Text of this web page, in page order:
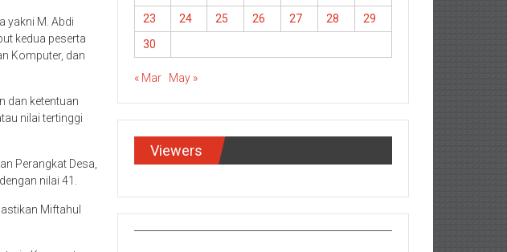
yakni M. Abdi
kedua peserta
Komputer, dan
dan ketentuan
nilai tertinggi
Perangkat Desa,
nilai 41.
Miftahul
23
24 25 26 27 28
29
30
« Mar May »
Viewers